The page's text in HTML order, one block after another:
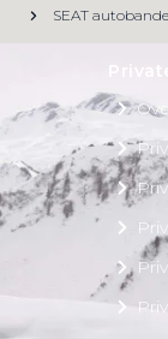
SEAT